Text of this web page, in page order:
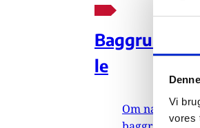
Vi
vores
le
Om nævnets